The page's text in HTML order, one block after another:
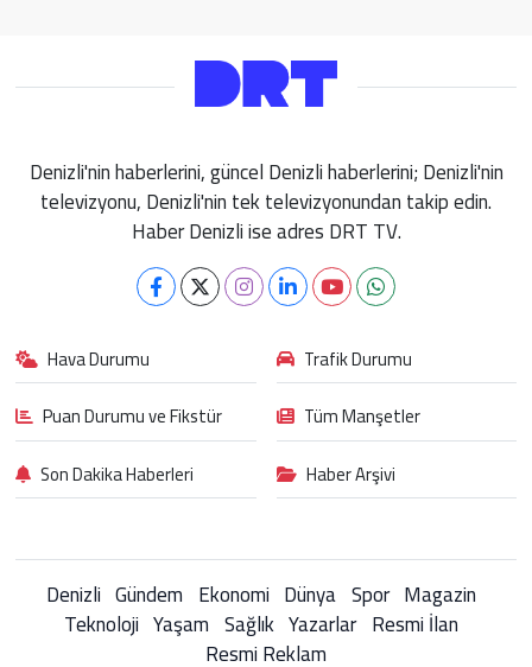
Denizli'nin haberlerini, güncel Denizli haberlerini; Denizli'nin
televizyonu, Denizli'nin tek televizyonundan takip edin.
Haber Denizli ise adres DRT TV.
Hava Durumu
Trafik Durumu
Puan Durumu ve Fikstür
Tüm Manşetler
Son Dakika Haberleri
Haber Arşivi
Denizli Gündem Ekonomi Dünya Spor Magazin
Teknoloji Yaşam Sağlık Yazarlar Resmi İlan
Resmi Reklam